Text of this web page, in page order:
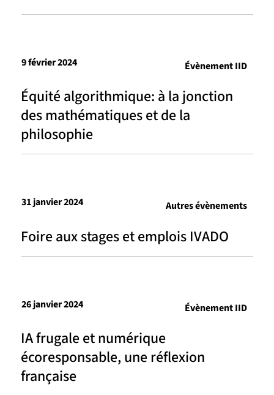
Équité algorithmique: à la jonction
des mathématiques et de la
philosophie
9 février 2024 Évènement IID
Foire aux stages et emplois IVADO
31 janvier 2024 Autres évènements
IA frugale et numérique
écoresponsable, une réflexion
française
26 janvier 2024 Évènement IID